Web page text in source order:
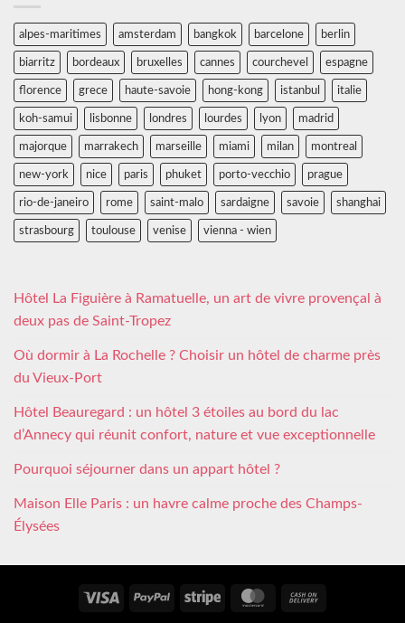
alpes-maritimes amsterdam bangkok barcelone berlin
biarritz bordeaux bruxelles cannes courchevel espagne
florence grece haute-savoie hong-kong istanbul italie
koh-samui lisbonne londres lourdes lyon madrid
majorque marrakech marseille miami milan montreal
new-york nice paris phuket porto-vecchio prague
rio-de-janeiro rome saint-malo sardaigne savoie shanghai
strasbourg toulouse venise vienna - wien
Hôtel La Figuière à Ramatuelle, un art de vivre provençal à
deux pas de Saint-Tropez
Où dormir à La Rochelle ? Choisir un hôtel de charme près
du Vieux-Port
Hôtel Beauregard : un hôtel 3 étoiles au bord du lac
d’Annecy qui réunit confort, nature et vue exceptionnelle
Pourquoi séjourner dans un appart hôtel ?
Maison Elle Paris : un havre calme proche des Champs-
Élysées
Visa PayPal Stripe MasterCard